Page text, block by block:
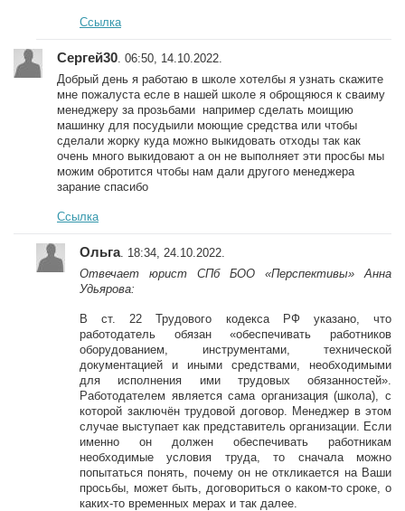
Ссылка
Сергей30 . 06:50, 14.10.2022.
Добрый день я работаю в школе хотелбы я узнать скажите
мне пожалуста есле в нашей школе я оброщяюся к сваиму
менеджеру за прозьбами например сделать моищию
машинку для посудыили моющие средства или чтобы
сделали жорку куда можно выкидовать отходы так как
очень много выкидовают а он не выполняет эти просбы мы
можим обротится чтобы нам дали другого менеджера
зарание спасибо
Ссылка
Ольга. 18:34, 24.10.2022.
Отвечает юрист СПб БОО «Перспективы» Анна
Удьярова:
В ст. 22 Трудового кодекса РФ указано, что
работодатель обязан «обеспечивать работников
оборудованием, инструментами, технической
документацией и иными средствами, необходимыми
для исполнения ими трудовых обязанностей».
Работодателем является сама организация (школа), с
которой заключён трудовой договор. Менеджер в этом
случае выступает как представитель организации. Если
именно он должен обеспечивать работникам
необходимые условия труда, то сначала можно
попытаться понять, почему он не откликается на Ваши
просьбы, может быть, договориться о каком-то сроке, о
каких-то временных мерах и так далее.